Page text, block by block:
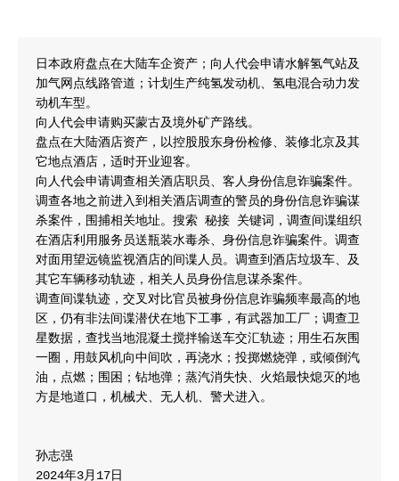
日本政府盘点在大陆车企资产；向人代会申请水解氢气站及
加气网点线路管道；计划生产纯氢发动机、氢电混合动力发
动机车型。
向人代会申请购买蒙古及境外矿产路线。
盘点在大陆酒店资产，以控股股东身份检修、装修北京及其
它地点酒店，适时开业迎客。
向人代会申请调查相关酒店职员、客人身份信息诈骗案件。
调查各地之前进入到相关酒店调查的警员的身份信息诈骗谋
杀案件，围捕相关地址。搜索 秘接 关键词，调查间谍组织
在酒店利用服务员送瓶装水毒杀、身份信息诈骗案件。调查
对面用望远镜监视酒店的间谍人员。调查到酒店垃圾车、及
其它车辆移动轨迹，相关人员身份信息谋杀案件。
调查间谍轨迹，交叉对比官员被身份信息诈骗频率最高的地
区，仍有非法间谍潜伏在地下工事，有武器加工厂；调查卫
星数据，查找当地混凝土搅拌输送车交汇轨迹；用生石灰围
一圈，用鼓风机向中间吹，再浇水；投掷燃烧弹，或倾倒汽
油，点燃；围困；钻地弹；蒸汽消失快、火焰最快熄灭的地
方是地道口，机械犬、无人机、警犬进入。
孙志强
2024年3月17日